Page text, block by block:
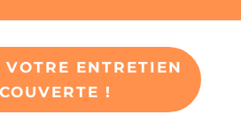
VOTRE ENTRETIEN
!